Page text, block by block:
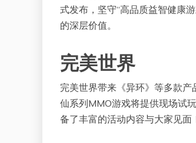
式发布，坚守“高品质益智健康
的深层价值。
完美世界
完美世界带来《异环》等多款
仙系列MMO游戏将提供现场试
备了丰富的活动内容与大家见面